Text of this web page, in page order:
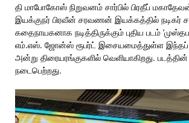
தி மாபோகோஸ் நிறுவனம் சார்பில் பிரதீப் மகாதேவன்
இயக்குநர் பிரவீன் சரவணன் இயக்கத்தில் நடிகர்
கதைநாயகனாக நடித்திருக்கும் புதிய படம்
எம்.எஸ். ஜோன்ஸ் ரூபர்ட் இசையமைத்துள்ள இந்தப்
அன்று திரையரங்குகளில் வெளியாகிறது. படத்தின்
நடைபெற்றது.